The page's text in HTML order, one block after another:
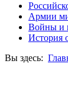
Армии
Войны и
История
Вы здесь: